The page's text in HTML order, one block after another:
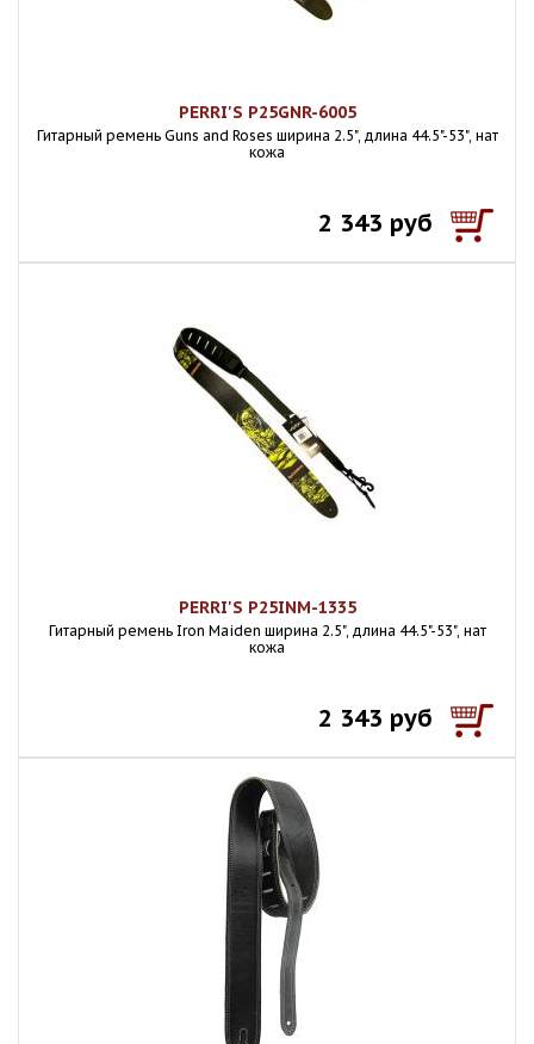
PERRI'S P25GNR-6005
Гитарный ремень Guns and Roses ширина 2.5", длина 44.5"-53", нат
кожа
2 343 руб
PERRI'S P25INM-1335
Гитарный ремень Iron Maiden ширина 2.5", длина 44.5"-53", нат
кожа
2 343 руб